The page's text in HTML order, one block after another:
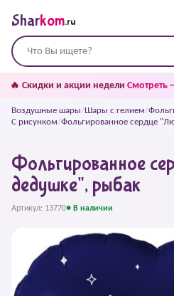
Sharkom.ru
🔥 Скидки и акции недели Смотреть
Воздушные шары/Шары с гелием/
С рисунком/Фольгированное сердце
Фольгированное
дедушке", рыбак
Артикул: 13770● В наличии